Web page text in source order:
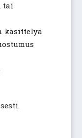
tai
käsittelyä